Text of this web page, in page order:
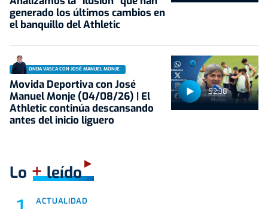
generado los últimos cambios en
el banquillo del Athletic
52:38
ONDA VASCA CON JOSÉ MANUEL MONJE
Movida Deportiva con José
Manuel Monje (04/08/26) | El
Athletic continúa descansando
antes del inicio liguero
Lo +leído
ACTUALIDAD